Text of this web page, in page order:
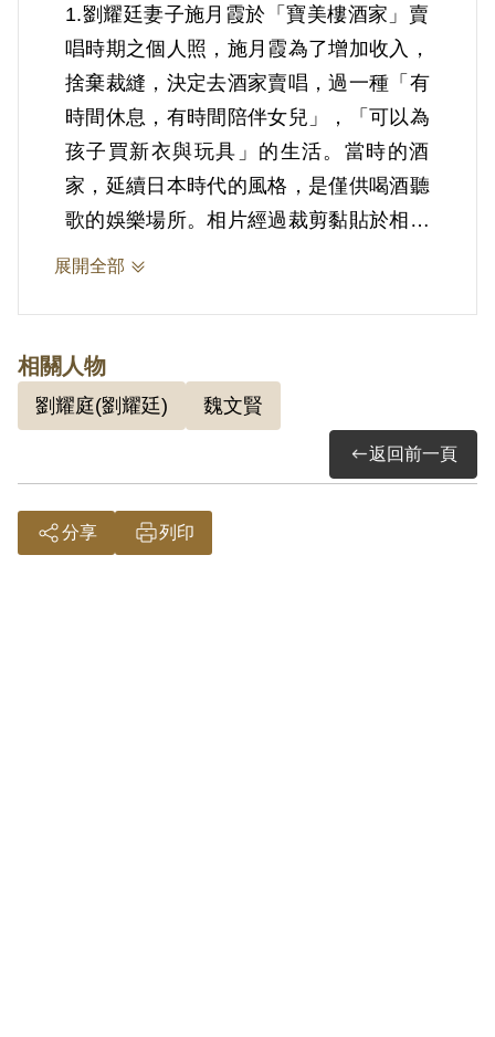
1.劉耀廷妻子施月霞於「寶美樓酒家」賣
唱時期之個人照，施月霞為了增加收入，
捨棄裁縫，決定去酒家賣唱，過一種「有
時間休息，有時間陪伴女兒」，「可以為
孩子買新衣與玩具」的生活。當時的酒
家，延續日本時代的風格，是僅供喝酒聽
歌的娛樂場所。相片經過裁剪黏貼於相本
內頁。
召集，與魏文賢、方阿運、蕭慶璋、吳
金、王正雄、邱登聰等人共同印刷朱毛匪
幫叛亂文件「中華人民共和國開國文
獻」、「中華人民共和國國歌」及新聞論
受召集開會，由其宣佈所參加之組織名稱
展開全部
相關人物
劉耀庭(劉耀廷) 魏文賢
返回前一頁
分享 列印